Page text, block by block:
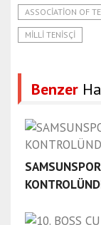
ASSOCIATION OF
MILLI TENISÇI
Benzer